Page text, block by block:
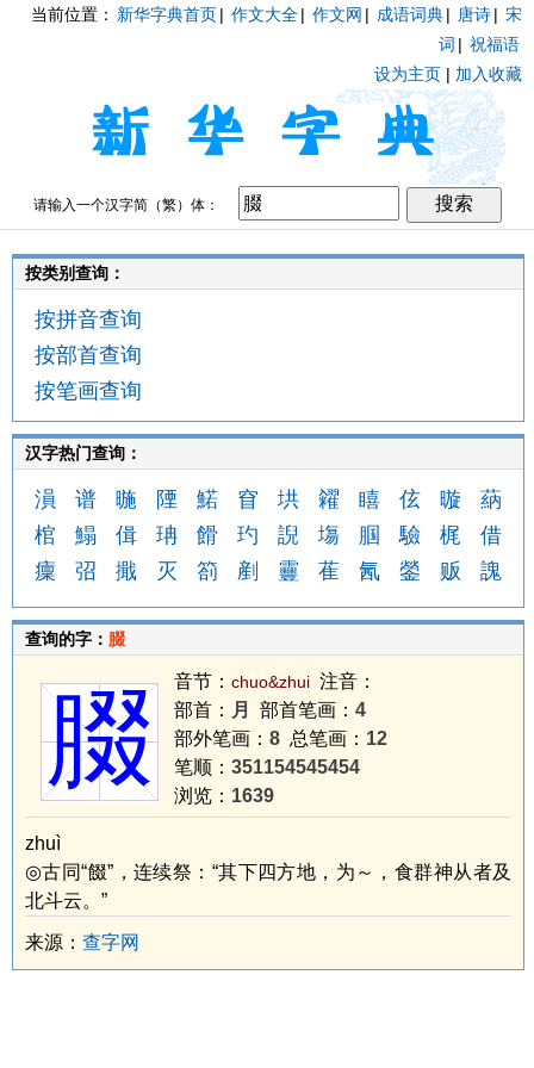
当前位置： 新华字典首页| 作文大全| 作文网 | 成语词典| 唐诗| 宋
词 | 祝福语
设为主页 | 加入收藏
请输入一个汉字简（繁）体：
按类别查询：
按拼音查询
按部首查询
按笔画查询
汉字热门查询：
溳 谱 暆 陻 鰙 窅 垬 糴 瞦 伭 暶
蒳
棺
鰨 偮 珃 餶 玓 誽 塲 腘 驗 梶
借
癛
弨 擑 灭 箚 剷 靊 萑 氥 鎣 贩 謉
查询的字： 腏
腏 音节： chuo&zhui 注音：
部首： 月 部首笔画： 4
部外笔画： 8 总笔画： 12
笔顺： 351154545454
浏览： 1639
zhuì
◎古同“餟”，连续祭：“其下四方地，为～，食群神从者及
北斗云。”
来源： 查字网